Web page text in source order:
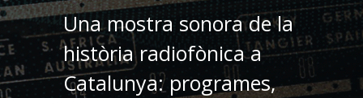
Una mostra sonora de la
història radiofònica a
Catalunya: programes,